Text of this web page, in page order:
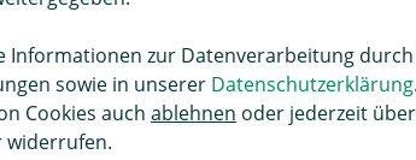
Informationen zur Datenverarbeitung
sowie in unserer Datenschutzerklärung
Cookies auch ablehnen oder jederzeit
widerrufen.